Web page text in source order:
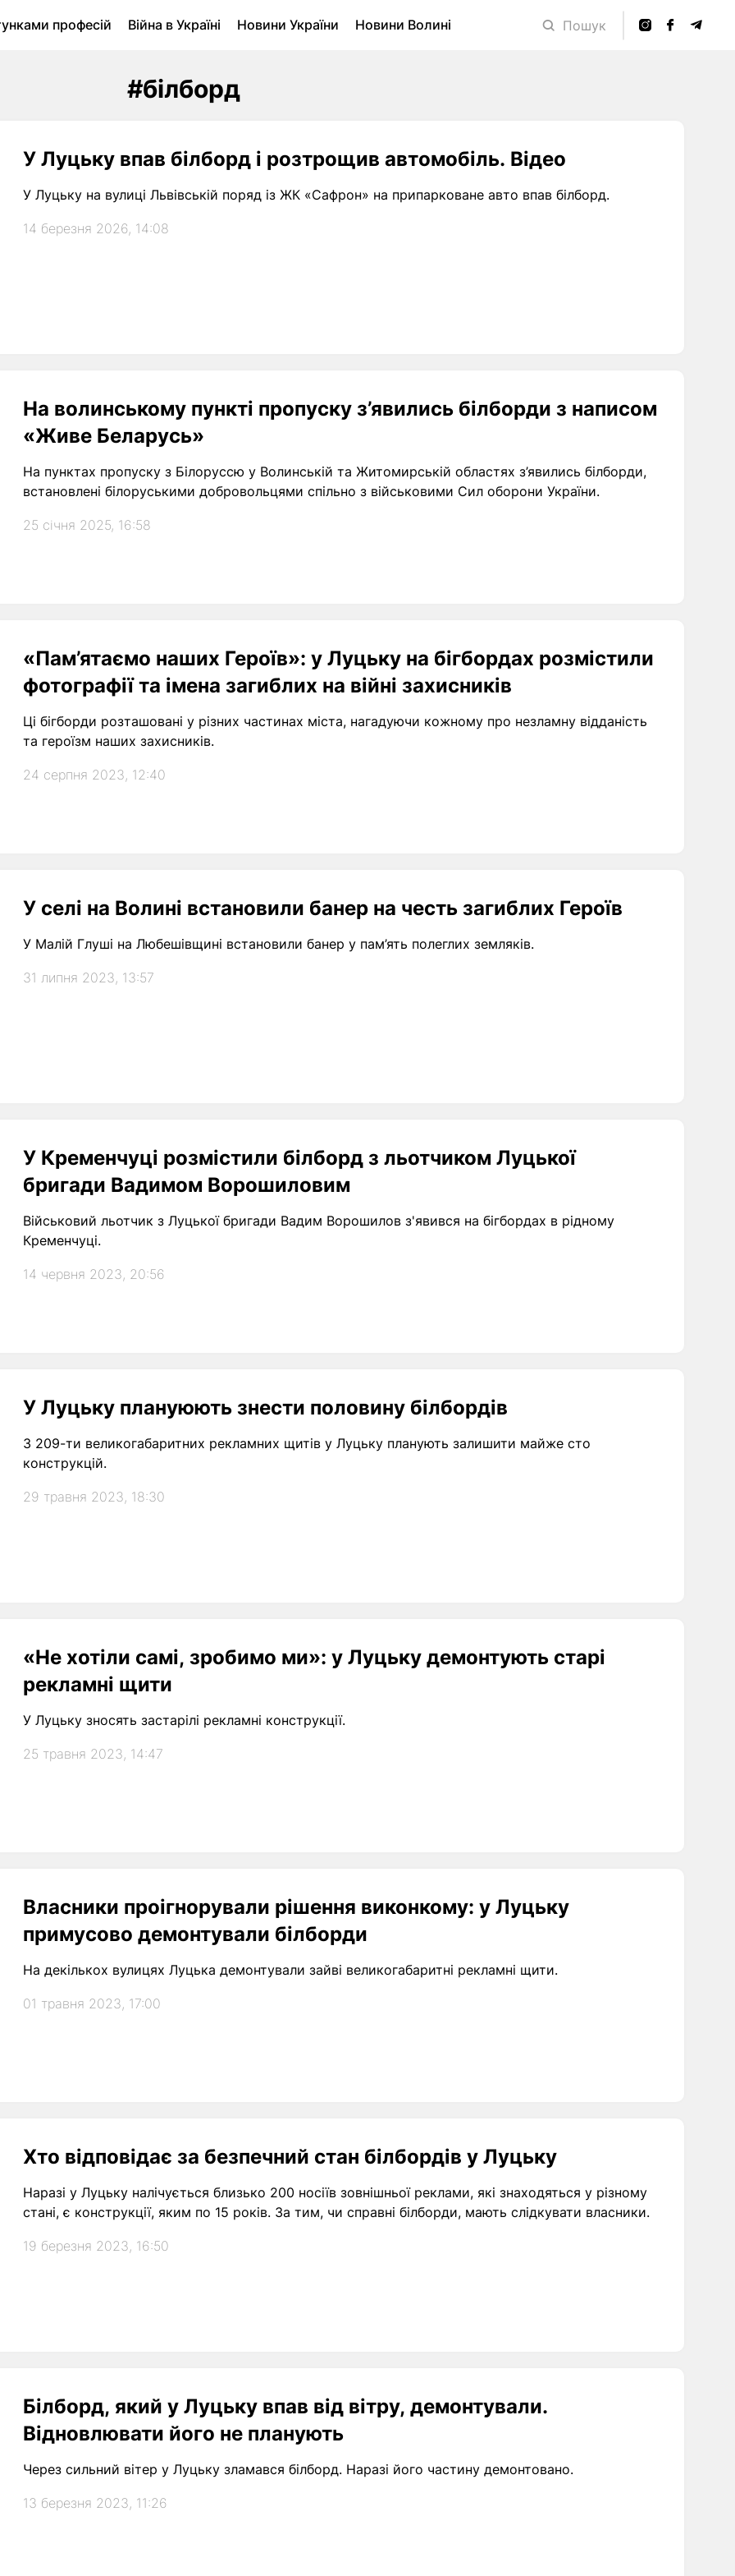
професій Війна в Україні Новини України
Новини Волині
Пошук
#білборд
У Луцьку впав білборд і розтрощив автомобіль. Відео
У Луцьку на вулиці Львівській поряд із ЖК «Сафрон» на припарковане авто впав білборд.
14 березня 2026, 14:08
На волинському пункті пропуску з’явились білборди з написом
«Живе Беларусь»
На пунктах пропуску з Білоруссю у Волинській та Житомирській областях з’явились білборди,
встановлені білоруськими добровольцями спільно з військовими Сил оборони України.
25 січня 2025, 16:58
«Пам’ятаємо наших Героїв»: у Луцьку на бігбордах розмістили
фотографії та імена загиблих на війні захисників
Ці бігборди розташовані у різних частинах міста, нагадуючи кожному про незламну відданість
та героїзм наших захисників.
24 серпня 2023, 12:40
У селі на Волині встановили банер на честь загиблих Героїв
У Малій Глуші на Любешівщині встановили банер у пам’ять полеглих земляків.
31 липня 2023, 13:57
У Кременчуці розмістили білборд з льотчиком Луцької
бригади Вадимом Ворошиловим
Військовий льотчик з Луцької бригади Вадим Ворошилов з'явився на бігбордах в рідному
Кременчуці.
14 червня 2023, 20:56
У Луцьку плануюють знести половину білбордів
З 209-ти великогабаритних рекламних щитів у Луцьку планують залишити майже сто
конструкцій.
29 травня 2023, 18:30
«Не хотіли самі, зробимо ми»: у Луцьку демонтують старі
рекламні щити
У Луцьку зносять застарілі рекламні конструкції.
25 травня 2023, 14:47
Власники проігнорували рішення виконкому: у Луцьку
примусово демонтували білборди
На декількох вулицях Луцька демонтували зайві великогабаритні рекламні щити.
01 травня 2023, 17:00
Хто відповідає за безпечний стан білбордів у Луцьку
Наразі у Луцьку налічується близько 200 носіїв зовнішньої реклами, які знаходяться у різному
стані, є конструкції, яким по 15 років. За тим, чи справні білборди, мають слідкувати власники.
19 березня 2023, 16:50
Білборд, який у Луцьку впав від вітру, демонтували.
Відновлювати його не планують
Через сильний вітер у Луцьку зламався білборд. Наразі його частину демонтовано.
13 березня 2023, 11:26